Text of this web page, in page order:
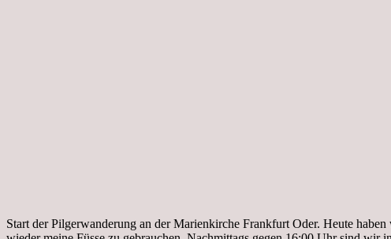
Start der Pilgerwanderung an der Marienkirche Frankfurt Oder. Heute